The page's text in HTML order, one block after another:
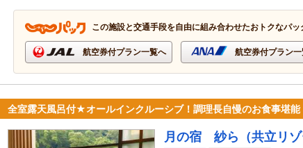
この施設と交通手段を自由に組み合わせたおトクなパッ
航空券付プラン一覧へ 航空券付プラン
全室露天風呂付★オールインクルーシブ！調理長自慢のお食事堪能
月の宿 紗ら（共立リゾ